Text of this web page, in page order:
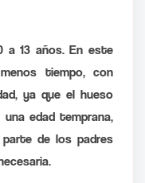
a 13 años. En este
tiempo, con
ya que el hueso
edad temprana,
de los padres